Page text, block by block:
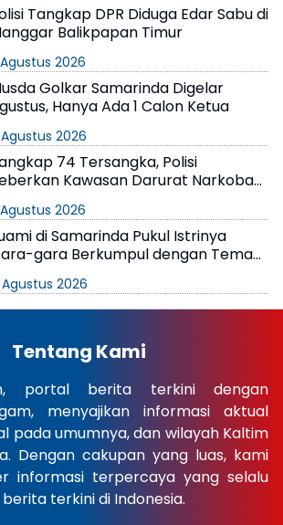
Tangkap DPR Diduga Edar Sabu di
Balikpapan Timur
2026
Golkar Samarinda Digelar
Hanya Ada 1 Calon Ketua
2026
74 Tersangka, Polisi
Kawasan Darurat Narkoba
2026
di Samarinda Pukul Istrinya
gara Berkumpul dengan Teman
2026
Tentang Kami
portal berita terkini dengan
menyajikan informasi aktual
pada umumnya, dan wilayah Kaltim
Dengan cakupan yang luas, kami
informasi terpercaya yang selalu
terkini di Indonesia.